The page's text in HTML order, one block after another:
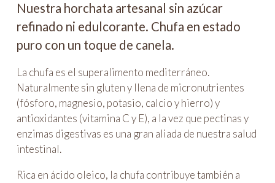
Nuestra horchata artesanal sin azúcar
refinado ni edulcorante. Chufa en estado
puro con un toque de canela.
La chufa es el superalimento mediterráneo.
Naturalmente sin gluten y llena de micronutrientes
(fósforo, magnesio, potasio, calcio y hierro) y
antioxidantes (vitamina C y E), a la vez que pectinas y
enzimas digestivas es una gran aliada de nuestra salud
intestinal.
Rica en ácido oleico, la chufa contribuye también a